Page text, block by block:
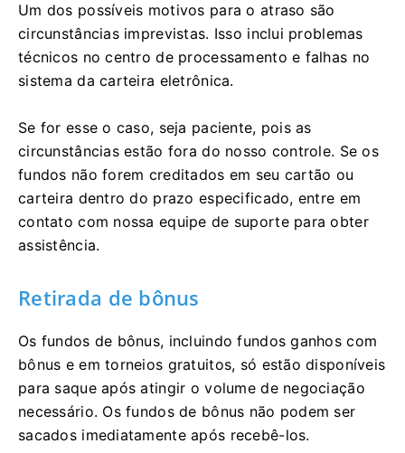
Um dos possíveis motivos para o atraso são
circunstâncias imprevistas. Isso inclui problemas
técnicos no centro de processamento e falhas no
sistema da carteira eletrônica.
Se for esse o caso, seja paciente, pois as
circunstâncias estão fora do nosso controle. Se os
fundos não forem creditados em seu cartão ou
carteira dentro do prazo especificado, entre em
contato com nossa equipe de suporte para obter
assistência.
Retirada de bônus
Os fundos de bônus, incluindo fundos ganhos com
bônus e em torneios gratuitos, só estão disponíveis
para saque após atingir o volume de negociação
necessário. Os fundos de bônus não podem ser
sacados imediatamente após recebê-los.